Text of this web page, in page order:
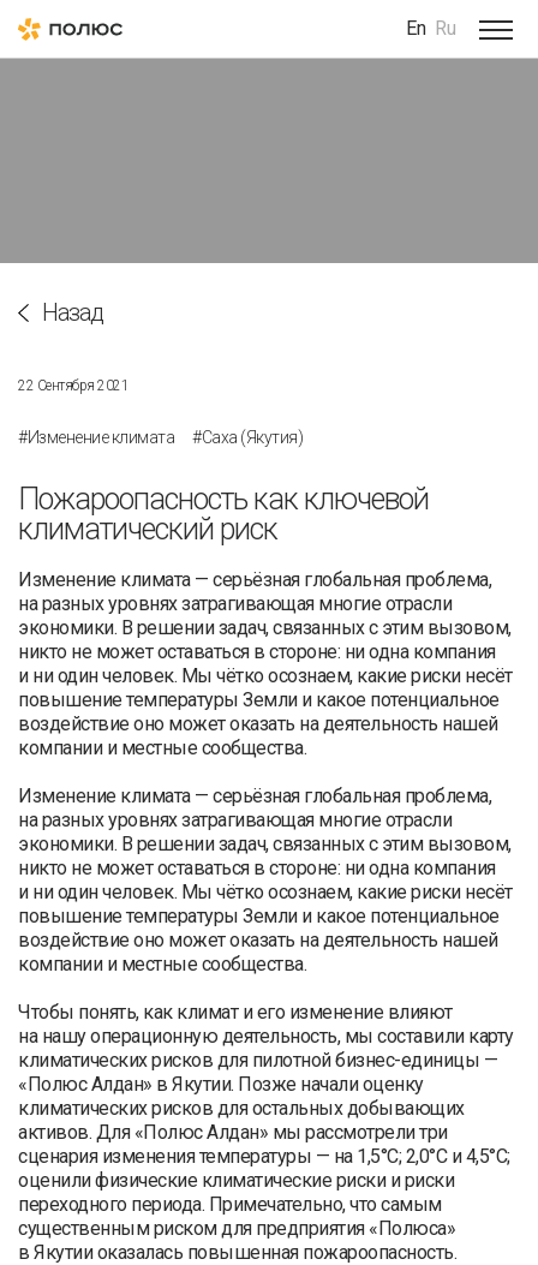
En Ru
Назад
22 Сентября 2021
#Изменение климата #Саха (Якутия)
Пожароопасность как ключевой
климатический риск
Изменение климата — серьёзная глобальная проблема,
на разных уровнях затрагивающая многие отрасли
экономики. В решении задач, связанных с этим вызовом,
никто не может оставаться в стороне: ни одна компания
и ни один человек. Мы чётко осознаем, какие риски несёт
повышение температуры Земли и какое потенциальное
воздействие оно может оказать на деятельность нашей
компании и местные сообщества.
Изменение климата — серьёзная глобальная проблема,
на разных уровнях затрагивающая многие отрасли
экономики. В решении задач, связанных с этим вызовом,
никто не может оставаться в стороне: ни одна компания
и ни один человек. Мы чётко осознаем, какие риски несёт
повышение температуры Земли и какое потенциальное
воздействие оно может оказать на деятельность нашей
компании и местные сообщества.
Чтобы понять, как климат и его изменение влияют
на нашу операционную деятельность, мы составили карту
климатических рисков для пилотной бизнес-единицы —
«Полюс Алдан» в Якутии. Позже начали оценку
климатических рисков для остальных добывающих
активов. Для «Полюс Алдан» мы рассмотрели три
сценария изменения температуры — на 1,5°C; 2,0°C и 4,5°C;
оценили физические климатические риски и риски
переходного периода. Примечательно, что самым
существенным риском для предприятия «Полюса»
в Якутии оказалась повышенная пожароопасность.